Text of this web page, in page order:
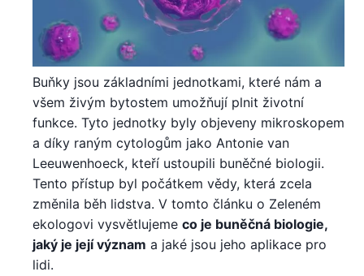
Buňky jsou základními jednotkami, které nám a
všem živým bytostem umožňují plnit životní
funkce. Tyto jednotky byly objeveny mikroskopem
a díky raným cytologům jako Antonie van
Leeuwenhoeck, kteří ustoupili buněčné biologii.
Tento přístup byl počátkem vědy, která zcela
změnila běh lidstva. V tomto článku o Zeleném
ekologovi vysvětlujeme co je buněčná biologie,
jaký je její význam a jaké jsou jeho aplikace pro
lidi.